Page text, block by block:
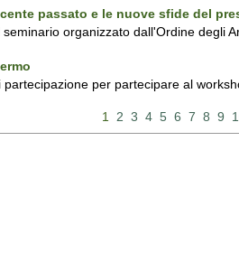
passato e le nuove sfide del
organizzato dall'Ordine degli
per partecipare al
1 2 3 4 5 6 7 8 9